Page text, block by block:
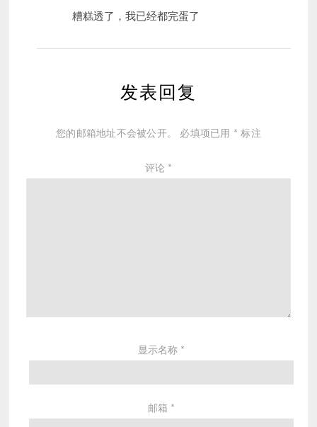
糟糕透了，我已经都完蛋了
发表回复
您的邮箱地址不会被公开。 必填项已用 * 标注
评论 *
显示名称 *
邮箱 *